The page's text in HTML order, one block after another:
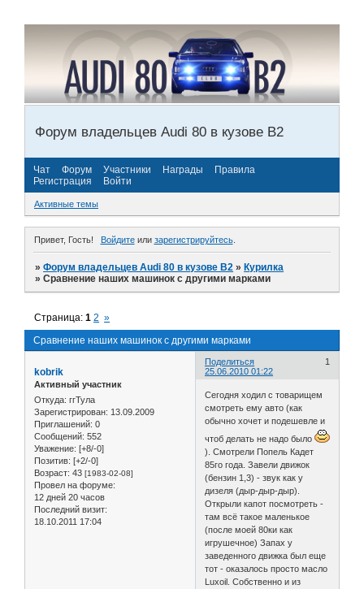
Форум владельцев Audi 80 в кузове В2
Чат Форум Участники Награды
Правила
Регистрация
Войти
Активные темы
Привет, Гость! Войдитеили зарегистрируйтесь.
»Форум владельцев Audi 80 в кузове В2 »Курилка
»Сравнение наших машинок с другими марками
Сравнение наших машинок с другими марками
Страница:1 2 »
Поделиться
1
25.06.2010 01:22
kobrik
Активный участник
Откуда: ггТула
Зарегистрирован: 13.09.2009
Приглашений: 0
Сообщений: 552
Уважение: [+8/-0]
Позитив: [+2/-0]
Возраст: 43 [1983-02-08]
Провел на форуме:
12 дней 20 часов
Последний визит:
18.10.2011 17:04
Сегодня ходил с товарищем
смотреть ему авто (как
обычно хочет и подешевле и
чтоб делать не надо было
). Смотрели Попель Кадет
85го года. Завели движок
(бензин 1,3) - звук как у
дизеля (дыр-дыр-дыр).
Открыли капот посмотреть -
там всё такое маленькое
(после моей 80ки как
игрушечное) Запах у
заведенного движка был еще
тот - оказалось просто масло
Luxoil. Собственно и из